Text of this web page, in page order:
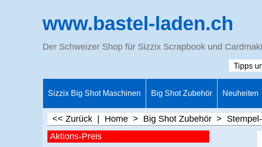
www.bastel-laden.ch
Der Schweizer Shop für Sizzix Scrapbook und
Tipps
Sizzix Big Shot Maschinen Big Shot Zubehör Neuheiten
<< Zurück Home > Big Shot Zubehör >
Aktions-Preis